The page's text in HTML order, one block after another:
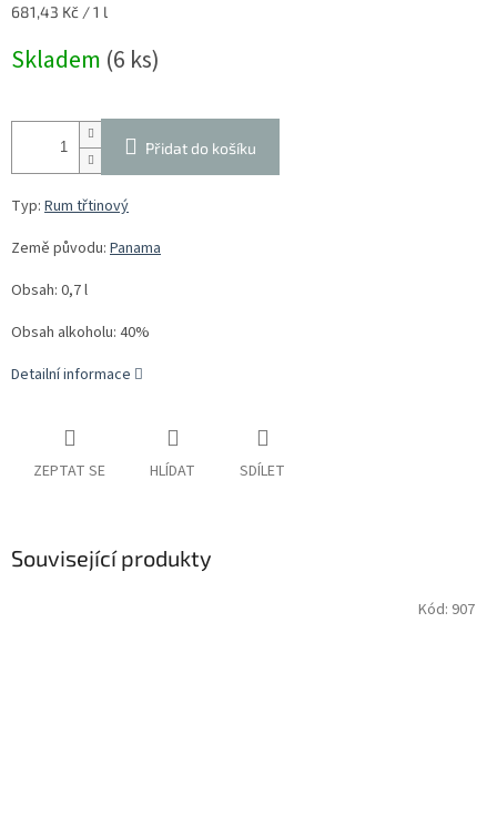
Měrná
681,43 Kč / 1 l
Skladem (6 ks)
Přidat do košíku
Typ: Rum třtinový
Země původu: Panama
Obsah: 0,7 l
Obsah alkoholu: 40%
Detailní informace
ZEPTAT SE HLÍDAT SDÍLET
Související produkty
Kód: 907